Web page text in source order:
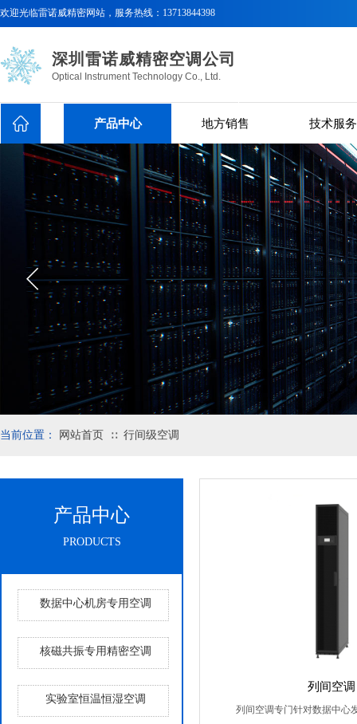
欢迎光临雷诺威精密网站，服务热线： 13713844398
深圳雷诺威精密空调公司
Optical Instrument Technology Co., Ltd.
产品中心 地方销售 技术服务
当前位置： 网站首页 ∷ 行间级空调
列间空调
列间空调专门针对数据中心
产品中心
PRODUCTS
数据中心机房专用空调
核磁共振专用精密空调
实验室恒温恒湿空调